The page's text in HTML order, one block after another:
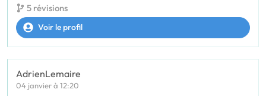
5 révisions
Voir le profil
AdrienLemaire
04 janvier à 12:20